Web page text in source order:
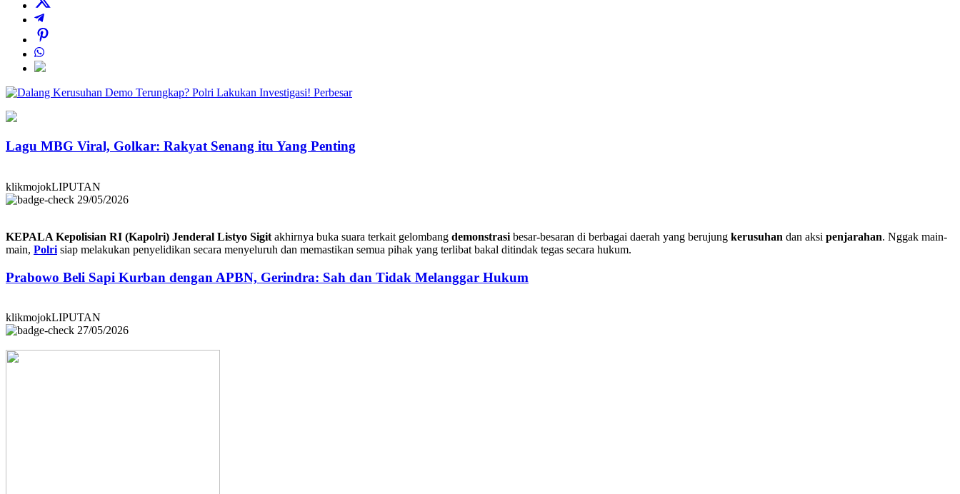
Perbesar
Lagu MBG Viral, Golkar: Rakyat Senang itu Yang Penting
klikmojokLIPUTAN
29/05/2026
KEPALA Kepolisian RI (Kapolri) Jenderal Listyo Sigit akhirnya buka suara terkait gelombang demonstrasi besar-besaran di berbagai daerah yang berujung kerusuhan dan aksi penjarahan. Nggak main-
main, Polri siap melakukan penyelidikan secara menyeluruh dan memastikan semua pihak yang terlibat bakal ditindak tegas secara hukum.
Prabowo Beli Sapi Kurban dengan APBN, Gerindra: Sah dan Tidak Melanggar Hukum
klikmojokLIPUTAN
27/05/2026